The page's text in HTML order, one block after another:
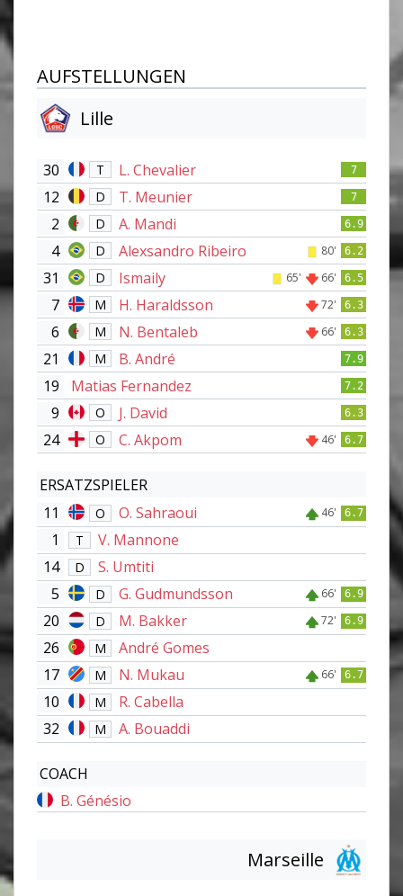
AUFSTELLUNGEN
Lille
30 T L. Chevalier 7
12 D T. Meunier 7
2 D A. Mandi 6.9
4 D Alexsandro Ribeiro 80' 6.2
31 D Ismaily 65' 66' 6.5
7 M H. Haraldsson 72' 6.3
6 M N. Bentaleb 66' 6.3
21 M B. André 7.9
19 Matias Fernandez 7.2
9 O J. David 6.3
24 O C. Akpom 46' 6.7
ERSATZSPIELER
11
O O. Sahraoui 46' 6.7
1 T
V. Mannone
14
D
S. Umtiti
5
D G. Gudmundsson 66' 6.9
20 D M. Bakker 72' 6.9
26 M
André Gomes
17
M N. Mukau 66' 6.7
10 M
R. Cabella
32
M A. Bouaddi
COACH
B. Génésio
Marseille